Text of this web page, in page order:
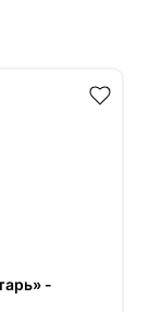
-